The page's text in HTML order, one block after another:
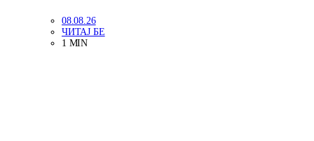
08.08.26
ЧИТАЈ БЕ
1 MIN